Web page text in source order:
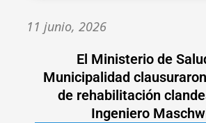
11 junio, 2026
El Ministerio de
Municipalidad
de rehabilitación
Ingeniero